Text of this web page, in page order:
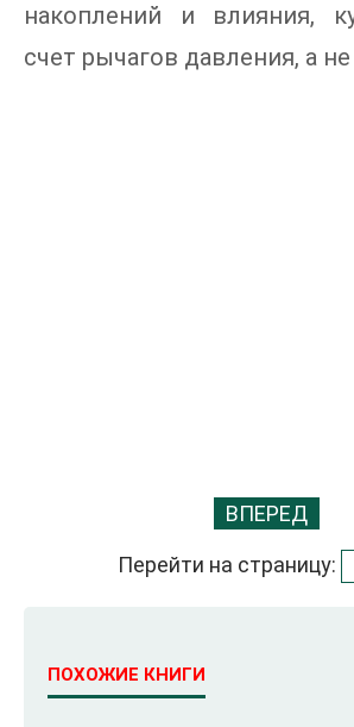
накоплений и влияния,
счет рычагов давления, а
ВПЕРЕД
Перейти на страницу:
ПОХОЖИЕ КНИГИ